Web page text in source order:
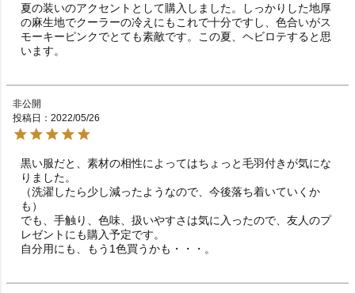
夏の装いのアクセントとして購入しました。しっかりした地厚
の麻生地でクーラーの冷えにもこれで十分ですし、色合いがス
モーキーピンクでとても素敵です。この夏、ヘビロテすると思
います。
非公開
投稿日
2022/05/26
黒い服だと、素材の相性によってはちょっと毛羽付きが気にな
りました。
（洗濯したら少し減ったようなので、今後落ち着いていくか
も）
でも、手触り、色味、扱いやすさは気に入ったので、友人のプ
レゼントにも購入予定です。
自分用にも、もう1色買うかも・・・。